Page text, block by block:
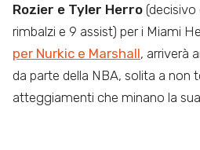
Rozier e Tyler Herro
rimbalzi e 9 assist) per i Miami
per Nurkic e Marshall, arriverà
da parte della NBA, solita a non
atteggiamenti che minano la